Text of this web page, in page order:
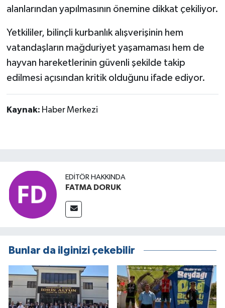
alanlarından yapılmasının önemine dikkat çekiliyor.
Yetkililer, bilinçli kurbanlık alışverişinin hem
vatandaşların mağduriyet yaşamaması hem de
hayvan hareketlerinin güvenli şekilde takip
edilmesi açısından kritik olduğunu ifade ediyor.
Kaynak: Haber Merkezi
EDITÖR HAKKINDA
FATMA DORUK
Bunlar da ilginizi çekebilir